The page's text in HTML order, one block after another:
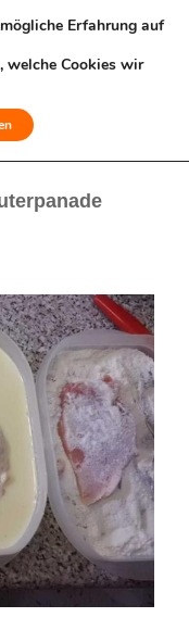
Erfahrung auf
welche Cookies wir